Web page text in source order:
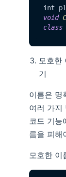
void
class
모호한
기
이름은 명
여러 가지
코드 기능
름을 피해
모호한 이